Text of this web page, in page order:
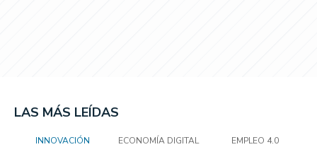
LAS MÁS LEÍDAS
INNOVACIÓN ECONOMÍA DIGITAL EMPLEO 4.0